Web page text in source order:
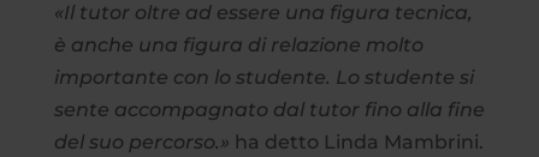
«Il tutor oltre ad essere una figura tecnica,
è anche una figura di relazione molto
importante con lo studente. Lo studente si
sente accompagnato dal tutor fino alla fine
del suo percorso.» ha detto Linda Mambrini.